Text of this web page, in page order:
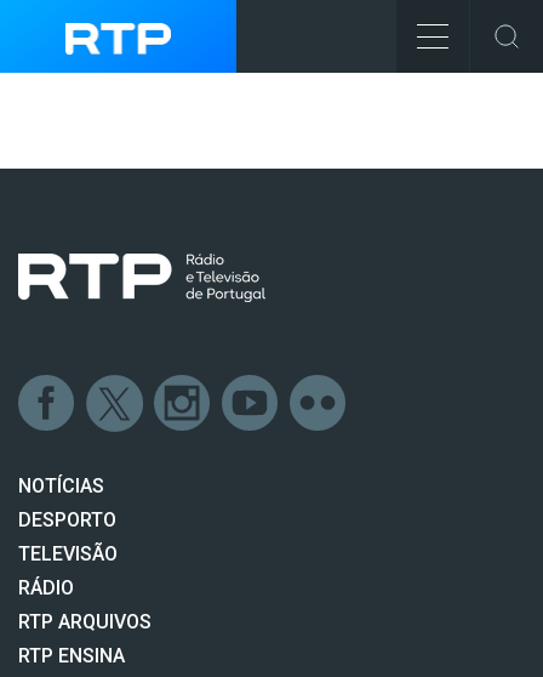
NOTÍCIAS
DESPORTO
TELEVISÃO
RÁDIO
RTP ARQUIVOS
RTP ENSINA